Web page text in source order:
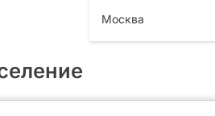
Москва